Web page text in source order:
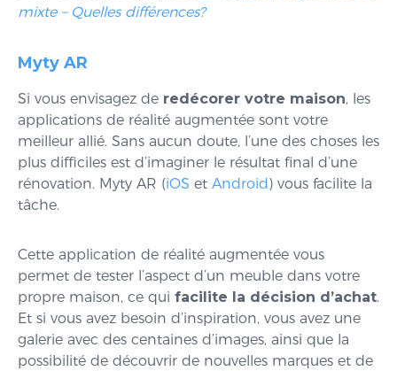
mixte – Quelles différences?
Myty AR
Si vous envisagez de redécorer votre maison, les
applications de réalité augmentée sont votre
meilleur allié. Sans aucun doute, l’une des choses les
plus difficiles est d’imaginer le résultat final d’une
rénovation. Myty AR (iOS et Android) vous facilite la
tâche.
Cette application de réalité augmentée vous
permet de tester l’aspect d’un meuble dans votre
propre maison, ce qui facilite la décision d’achat.
Et si vous avez besoin d’inspiration, vous avez une
galerie avec des centaines d’images, ainsi que la
possibilité de découvrir de nouvelles marques et de